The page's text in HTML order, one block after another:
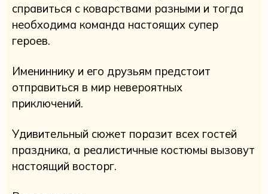
справиться с коварствами разными и тогда
необходима команда настоящих супер
героев.
Имениннику и его друзьям предстоит
отправиться в мир невероятных
приключений.
Удивительный сюжет поразит всех гостей
праздника, а реалистичные костюмы вызовут
настоящий восторг.